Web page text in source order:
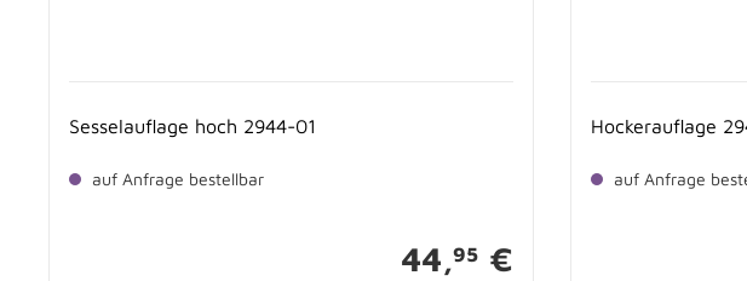
Sesselauflage hoch 2944-01
auf Anfrage bestellbar
44,95 €
Hockerauflage
auf Anfrage